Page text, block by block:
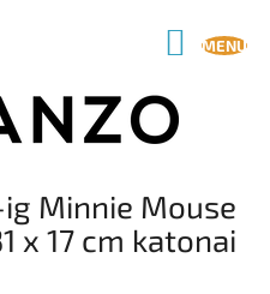
KOSÁR
ig Minnie Mouse
x 17 cm katonai